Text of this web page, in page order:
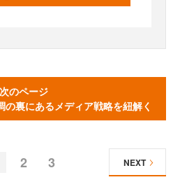
次のページ
の裏にあるメディア戦略を紐解く
2 3 NEXT